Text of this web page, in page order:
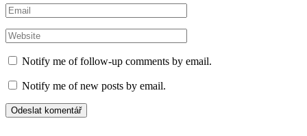
Notify me of follow-up comments by email.
Notify me of new posts by email.